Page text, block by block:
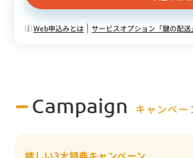
Web申込みとは サービスオプション「鍵の配送
Campaign キャンペー